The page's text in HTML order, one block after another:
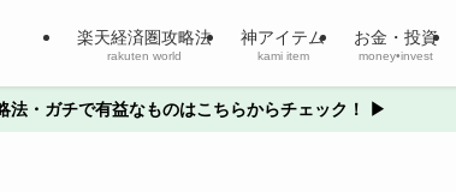
楽天経済圏攻略法
rakuten world
神アイテム
kami item
お金・投資
money•invest
・ガチで有益なものはこちらからチェック！ ▶